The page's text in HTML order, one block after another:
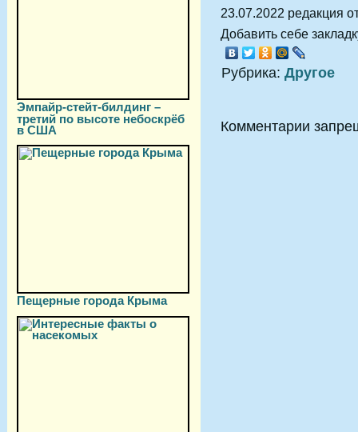
Эмпайр-стейт-билдинг –
третий по высоте небоскрёб
в США
Пещерные города Крыма
23.07.2022 редакция
Добавить себе
Рубрика: Другое
Комментарии